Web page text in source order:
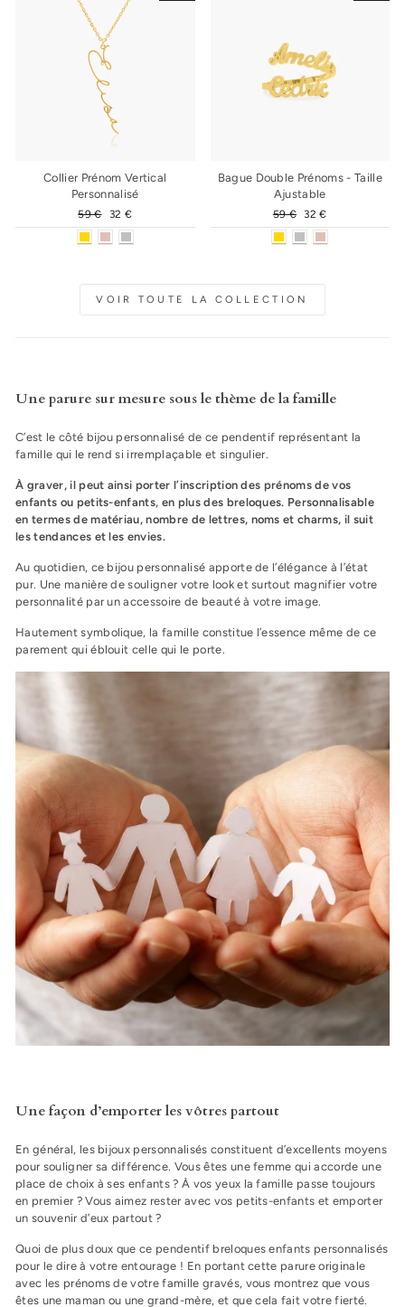
Collier Prénom Vertical
Personnalisé
Prix
régulier
59 €
Prix
réduit
32 €
Bague Double Prénoms - Taille
Ajustable
Prix
régulier
59 €
Prix
réduit
32 €
VOIR TOUTE LA COLLECTION
Une parure sur mesure sous le thème de la famille
C’est le côté bijou personnalisé de ce pendentif représentant la
famille qui le rend si irremplaçable et singulier.
À graver, il peut ainsi porter l’inscription des prénoms de vos
enfants ou petits-enfants, en plus des breloques. Personnalisable
en termes de matériau, nombre de lettres, noms et charms, il suit
les tendances et les envies.
Au quotidien, ce bijou personnalisé apporte de l’élégance à l’état
pur. Une manière de souligner votre look et surtout magnifier votre
personnalité par un accessoire de beauté à votre image.
Hautement symbolique, la famille constitue l’essence même de ce
parement qui éblouit celle qui le porte.
Une façon d’emporter les vôtres partout
En général, les bijoux personnalisés constituent d’excellents moyens
pour souligner sa différence. Vous êtes une femme qui accorde une
place de choix à ses enfants ? À vos yeux la famille passe toujours
en premier ? Vous aimez rester avec vos petits-enfants et emporter
un souvenir d’eux partout ?
Quoi de plus doux que ce pendentif breloques enfants personnalisés
pour le dire à votre entourage ! En portant cette parure originale
avec les prénoms de votre famille gravés, vous montrez que vous
êtes une maman ou une grand-mère, et que cela fait votre fierté.